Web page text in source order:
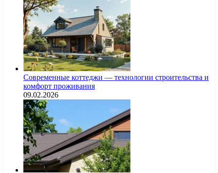
Современные коттеджи — технологии строительства и
комфорт проживания
09.02.2026